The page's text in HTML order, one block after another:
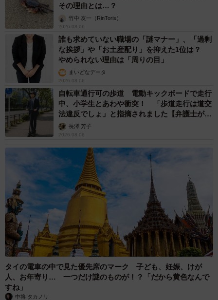
その理由とは…？
竹中 友一（RinToris）
2026.08.06
誰も求めていない職場の「謎マナー」、「過剰
な挨拶」や「お土産配り」を抑えた1位は？
やめられない理由は「周りの目」
まいどなデータ
2026.08.06
自転車通行可の歩道 電動キックボードで走行
中、小学生とあわや衝突！ 「歩道走行は道交
法違反でしょ」と指摘されました【弁護士が解
説】長澤 芳子
2026.08.06
タイの電車の中で見た優先席のマーク 子ども、妊娠、けが
人、お年寄り… 一つだけ謎のものが！？「だから黄色なんで
すね」
中将 タカノリ